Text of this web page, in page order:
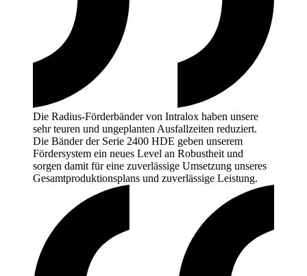
Die Radius-Förderbänder von Intralox haben unsere
sehr teuren und ungeplanten Ausfallzeiten reduziert.
Die Bänder der Serie 2400 HDE geben unserem
Fördersystem ein neues Level an Robustheit und
sorgen damit für eine zuverlässige Umsetzung unseres
Gesamtproduktionsplans und zuverlässige Leistung.